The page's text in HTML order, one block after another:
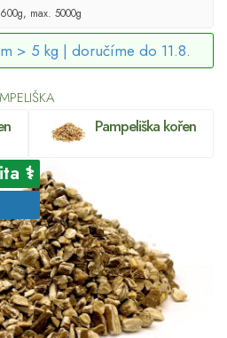
max. 5000g
> 5 kg | doručíme do 11.8.
Pampeliška kořen
⚕